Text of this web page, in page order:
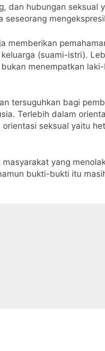
dan hubungan seksual
memberikan
(suami-istri).
menempatkan
tersuguhkan bagi
Terlebih dalam
seksual yaitu
yang
bukti-bukti itu